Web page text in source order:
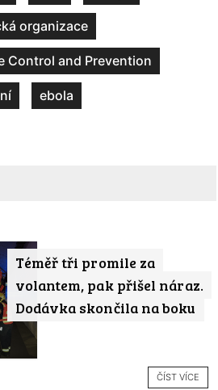
organizace
Control and Prevention
ebola
Téměř tři promile za
volantem, pak přišel náraz.
Dodávka skončila na boku
ČÍST VÍCE